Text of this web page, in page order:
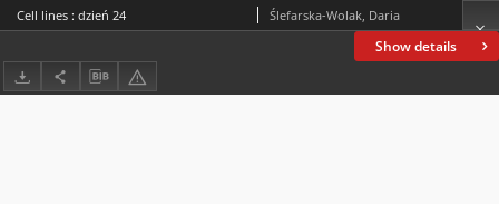
Show details
Cell lines : dzień 24 Ślefarska-Wolak, Daria